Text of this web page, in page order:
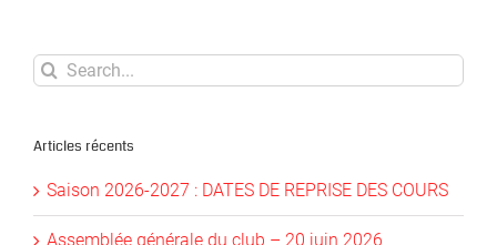
Search
for:
Articles récents
Saison 2026-2027 : DATES DE REPRISE DES COURS
Assemblée générale du club – 20 juin 2026